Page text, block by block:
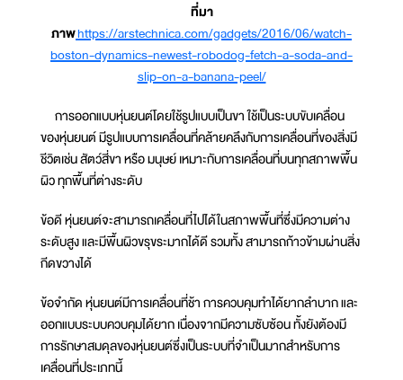
ที่มา
ภาพhttps://arstechnica.com/gadgets/2016/06/watch-
boston-dynamics-newest-robodog-fetch-a-soda-and-
slip-on-a-banana-peel/
การออกแบบหุ่นยนต์โดยใช้รูปแบบเป็นขา ใช้เป็นระบบขับเคลื่อน
ของหุ่นยนต์ มีรูปแบบการเคลื่อนที่คล้ายคลึงกับการเคลื่อนที่ของสิ่งมี
ชีวิตเช่น สัตว์สี่ขา หรือ มนุษย์ เหมาะกับการเคลื่อนที่บนทุกสภาพพื้น
ผิว ทุกพื้นที่ต่างระดับ
ข้อดี หุ่นยนต์จะสามารถเคลื่อนที่ไปได้ในสภาพพื้นที่ซึ่งมีความต่าง
ระดับสูง และมีพื้นผิวขรุขระมากได้ดี รวมทั้ง สามารถก้าวข้ามผ่านสิ่ง
กีดขวางได้
ข้อจำกัด หุ่นยนต์มีการเคลื่อนที่ช้า การควบคุมทำได้ยากลำบาก และ
ออกแบบระบบควบคุมได้ยาก เนื่องจากมีความซับซ้อน ทั้งยังต้องมี
การรักษาสมดุลของหุ่นยนต์ซึ่งเป็นระบบที่จำเป็นมากสำหรับการ
เคลื่อนที่ประเภทนี้